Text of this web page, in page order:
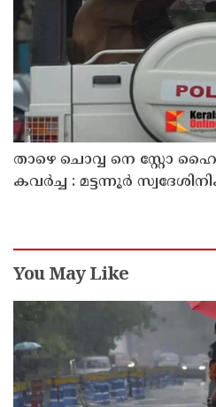
താഴെ ചൊവ്വ നെ സ്റ്റോ
കവർച്ച : മട്ടന്നൂർ
You May Like